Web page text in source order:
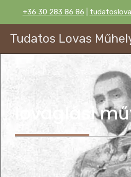
tartalomba
+36 30 283 86 86
Tudatos Lovas
lovaglási